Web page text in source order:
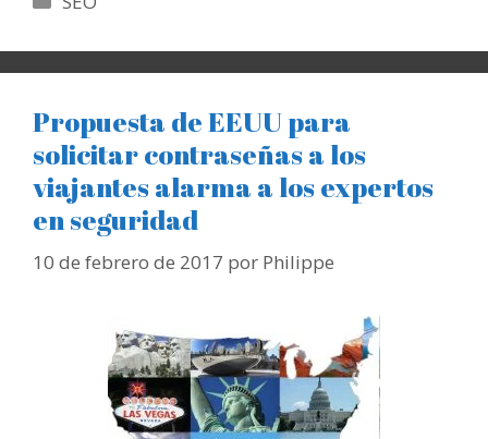
Propuesta de EEUU para
solicitar contraseñas a los
viajantes alarma a los expertos
en seguridad
10 de febrero de 2017 por Philippe